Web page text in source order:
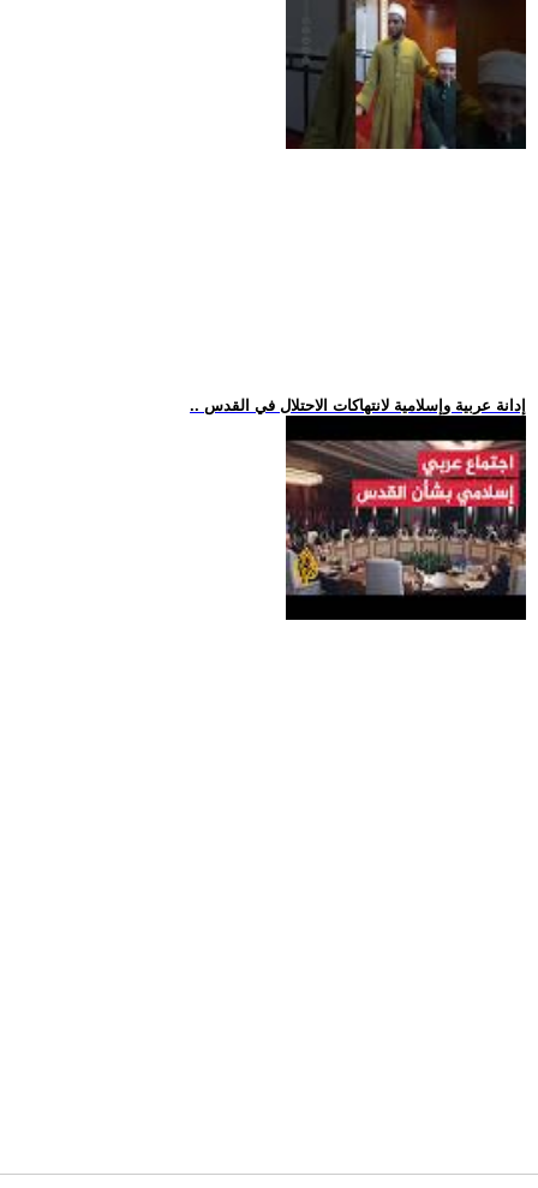
.. إدانة عربية وإسلامية لانتهاكات الاحتلال في القدس